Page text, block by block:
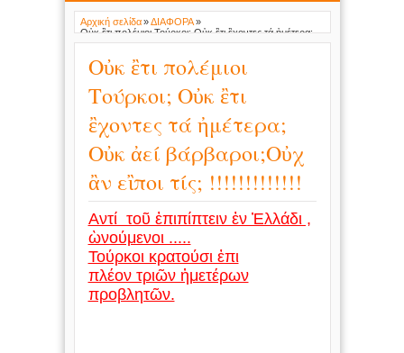
Αρχική σελίδα » ΔΙΑΦΟΡΑ »
Οὐκ ἒτι πολέμιοι Τούρκοι; Οὐκ ἒτι ἒχοντες τά ἠμέτερα;
Οὐκ ἀεί βάρβαροι;Οὐχ ἂν εἲποι τίς; !!!!!!!!!!!!!
Οὐκ ἒτι πολέμιοι
Τούρκοι; Οὐκ ἒτι
ἒχοντες τά ἠμέτερα;
Οὐκ ἀεί βάρβαροι;Οὐχ
ἂν εἲποι τίς; !!!!!!!!!!!!!
Αντί τοῦ ἐπιπίπτειν ἐν Ἐλλάδι ,
ὼνούμενοι .....
Τούρκοι κρατούσι ἐπι
πλέον τριῶν ἠμετέρων
προβλητῶν.